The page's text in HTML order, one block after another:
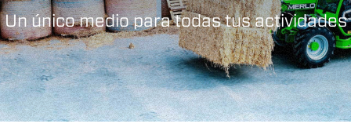
Un único medio para todas tus actividades